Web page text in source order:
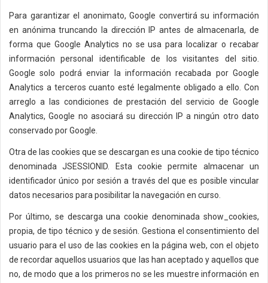
Para garantizar el anonimato, Google convertirá su información
en anónima truncando la dirección IP antes de almacenarla, de
forma que Google Analytics no se usa para localizar o recabar
información personal identificable de los visitantes del sitio.
Google solo podrá enviar la información recabada por Google
Analytics a terceros cuanto esté legalmente obligado a ello. Con
arreglo a las condiciones de prestación del servicio de Google
Analytics, Google no asociará su dirección IP a ningún otro dato
conservado por Google.
Otra de las cookies que se descargan es una cookie de tipo técnico
denominada JSESSIONID. Esta cookie permite almacenar un
identificador único por sesión a través del que es posible vincular
datos necesarios para posibilitar la navegación en curso.
Por último, se descarga una cookie denominada show_cookies,
propia, de tipo técnico y de sesión. Gestiona el consentimiento del
usuario para el uso de las cookies en la página web, con el objeto
de recordar aquellos usuarios que las han aceptado y aquellos que
no, de modo que a los primeros no se les muestre información en